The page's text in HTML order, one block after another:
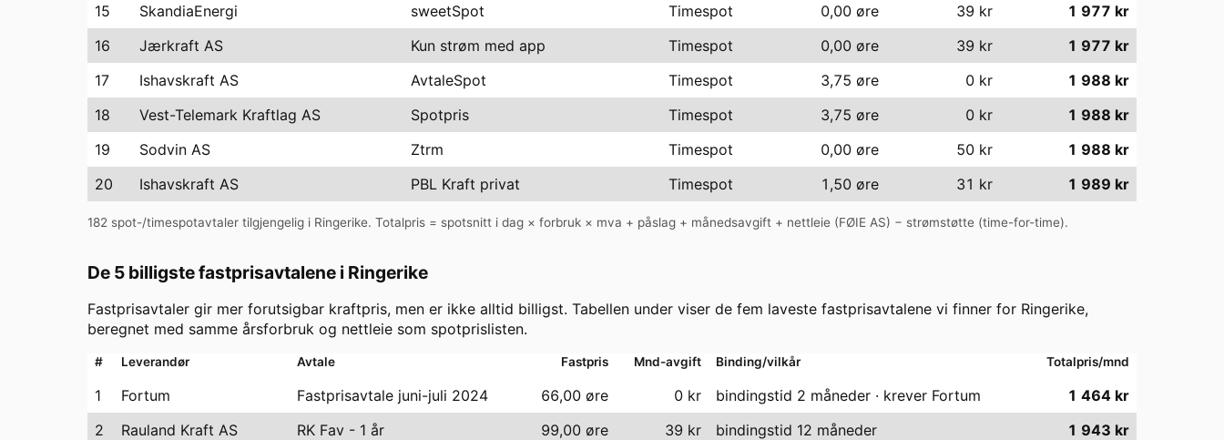
15
SkandiaEnergi sweetSpot Timespot 0,00 øre 39 kr 1 977 kr
16
Jærkraft AS Kun strøm med app Timespot 0,00 øre 39 kr 1 977 kr
17
Ishavskraft AS AvtaleSpot Timespot 3,75 øre 0 kr 1 988 kr
18
Vest-Telemark Kraftlag AS Spotpris Timespot 3,75 øre 0 kr 1 988 kr
19
Sodvin AS Ztrm Timespot 0,00 øre 50 kr 1 988 kr
20
Ishavskraft AS PBL Kraft privat Timespot 1,50 øre 31 kr 1 989 kr
182 spot-/timespotavtaler tilgjengelig i Ringerike. Totalpris = spotsnitt i dag × forbruk × mva + påslag + månedsavgift + nettleie (FØIE AS) − strømstøtte (time-for-time).
De 5 billigste fastprisavtalene i Ringerike
Fastprisavtaler gir mer forutsigbar kraftpris, men er ikke alltid billigst. Tabellen under viser de fem laveste fastprisavtalene vi finner for Ringerike,
beregnet med samme årsforbruk og nettleie som spotprislisten.
# Leverandør Avtale Fastpris Mnd-avgift Binding/vilkår Totalpris/mnd
1 Fortum Fastprisavtale juni-juli 2024 66,00 øre 0 kr bindingstid 2 måneder · krever Fortum 1 464 kr
2
Rauland Kraft AS RK Fav - 1 år 99,00 øre 39 kr bindingstid 12 måneder 1 943 kr